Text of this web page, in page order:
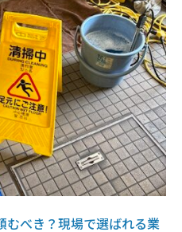
むべき？現場で選ばれる業